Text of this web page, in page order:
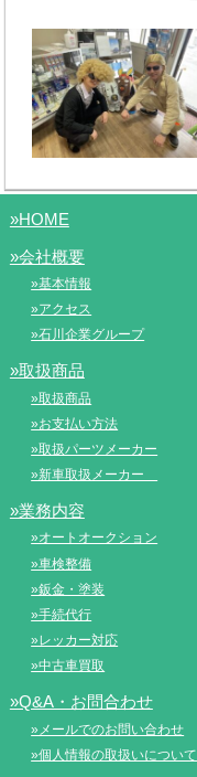
»HOME
»会社概要
»基本情報
»アクセス
»石川企業グループ
»取扱商品
»取扱商品
»お支払い方法
»取扱パーツメーカー
»新車取扱メーカー
»業務内容
»オートオークション
»車検整備
»鈑金・塗装
»手続代行
»レッカー対応
»中古車買取
»Q&A・お問合わせ
»メールでのお問い合わせ
»個人情報の取扱いについて